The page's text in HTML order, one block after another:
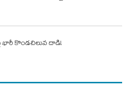
కొండచిలువ దాడి!